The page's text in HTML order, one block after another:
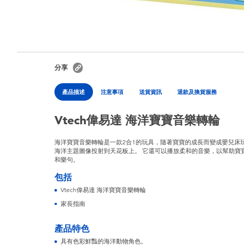
分享
產品描述 注意事項 送貨資訊 退款及換貨服務
Vtech偉易達 海洋寶寶音樂轉輪
海洋寶寶音樂轉輪是一款2合1的玩具，隨著寶寶的成長而變成嬰兒
海洋主題圖像投射到天花板上。 它還可以播放柔和的音樂，以幫助
和樂句。
包括
Vtech偉易達 海洋寶寶音樂轉輪
家長指南
產品特色
具有色彩鮮豔的海洋動物角色。